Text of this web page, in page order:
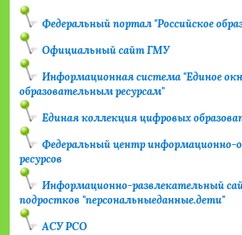
Федеральный портал "Российское
Официальный сайт ГМУ
Информационная система "Единое
образовательным ресурсам"
Единая коллекция цифровых
Федеральный центр информационно-
ресурсов
Информационно-развлекательный
подростков "персональныеданные.дети"
АСУ РСО